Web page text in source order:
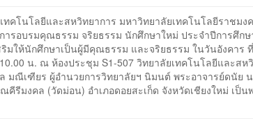
ทคโนโลยีและสหวิทยาการ มหาวิทยาลัยเทคโนโลยีราชมง
ารอบรมคุณธรรม จริยธรรม นักศึกษาใหม่ ประจำปีการศึก
ริมให้นักศึกษาเป็นผู้มีคุณธรรม และจริยธรรม ในวันอังคาร
น. ณ ห้องประชุม S1-507 วิทยาลัยเทคโนโลยีและสห
มณีเฑียร ผู้อำนวยการวิทยาลัยฯ นิมนต์ พระอาจารย์ดนัย
คีรีมงคล (วัดม่อน) อำเภอดอยสะเก็ด จังหวัดเชียงใหม่ เป็